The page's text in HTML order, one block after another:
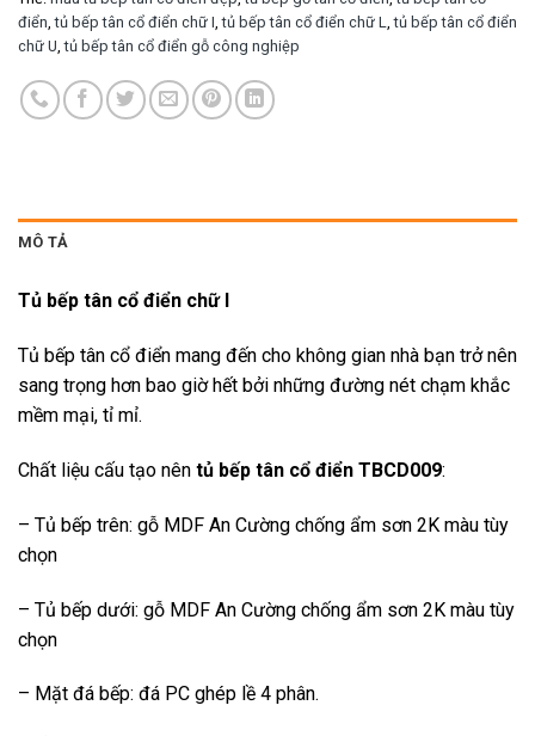
điển,tủ bếp tân cổ điển chữ I,tủ bếp tân cổ điển chữ L,tủ bếp tân cổ điển
chữ U,tủ bếp tân cổ điển gỗ công nghiệp
MÔ TẢ
Tủ bếp tân cổ điển chữ I
Tủ bếp tân cổ điển mang đến cho không gian nhà bạn trở nên
sang trọng hơn bao giờ hết bởi những đường nét chạm khắc
mềm mại, tỉ mỉ.
Chất liệu cấu tạo nên tủ bếp tân cổ điển TBCD009:
– Tủ bếp trên: gỗ MDF An Cường chống ẩm sơn 2K màu tùy
chọn
– Tủ bếp dưới: gỗ MDF An Cường chống ẩm sơn 2K màu tùy
chọn
– Mặt đá bếp: đá PC ghép lề 4 phân.